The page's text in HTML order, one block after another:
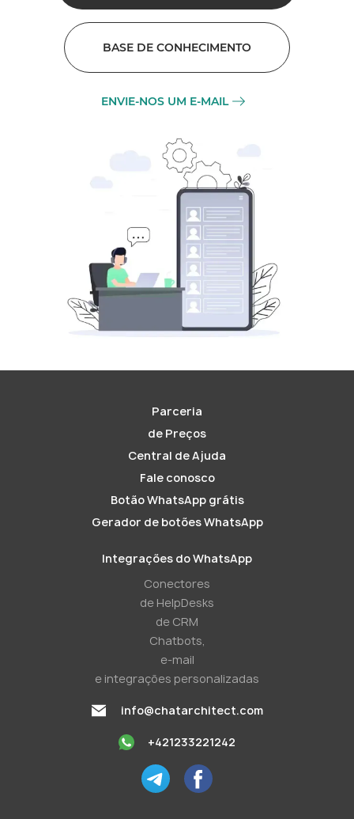
BASE DE CONHECIMENTO
ENVIE-NOS UM E-MAIL
Parceria
de Preços
Central de Ajuda
Fale conosco
Botão WhatsApp grátis
Gerador de botões WhatsApp
Integrações do WhatsApp
Conectores
de HelpDesks
de CRM
Chatbots,
e-mail
e integrações personalizadas
info@chatarchitect.com
+421233221242